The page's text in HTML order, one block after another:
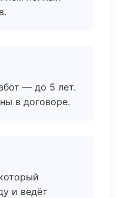
— до 5 лет.
в договоре.
и ведёт